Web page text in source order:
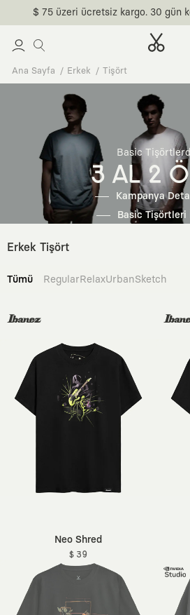
$ 75 üzeri ücretsiz kargo. 30 gün
Ana Sayfa Erkek Tişört
Basic
3 AL 2
Kampanya
Basic Tişörtleri
Erkek Tişört
Tümü RegularRelaxUrbanSketch
Neo Shred
$ 39